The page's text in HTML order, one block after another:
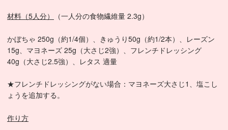
材料（5人分） （一人分の食物繊維量 2.3g）
かぼちゃ 250g（約1/4個）、きゅうり50g（約1/2本）、レーズン
15g、マヨネーズ 25g（大さじ2強）、フレンチドレッシング
40g（大さじ2.5強）、レタス 適量
★フレンチドレッシングがない場合：マヨネーズ大さじ1、塩こし
ょうを追加する。
作り方